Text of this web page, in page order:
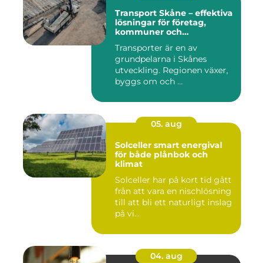
Transport Skåne – effektiva
lösningar för företag,
kommuner och
Transporter är en av
grundpelarna i Skånes
utveckling. Regionen växer,
byggs om och ...
05. aug
Solceller smart energival
för både plånbok och
klimat
Solceller har på kort tid gått
från att vara en nischlösning
till att bli ett naturligt inslag
på vi...
04. aug